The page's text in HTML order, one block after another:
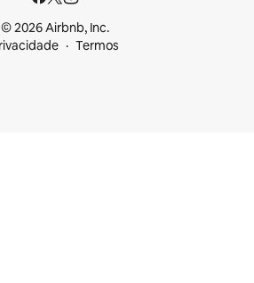
© 2026 Airbnb, Inc.
Termos